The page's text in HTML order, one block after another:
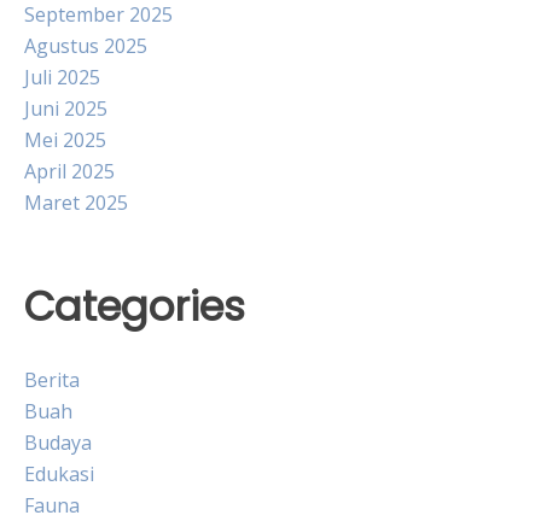
September 2025
Agustus 2025
Juli 2025
Juni 2025
Mei 2025
April 2025
Maret 2025
Categories
Berita
Buah
Budaya
Edukasi
Fauna